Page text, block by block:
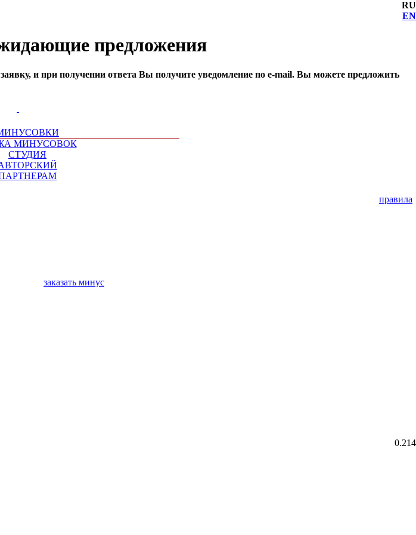
RU
EN
предложения
и при получении ответа Вы получите уведомление по e-mail. Вы можете предложить
МИНУСОВОК
СТУДИЯ
правила
заказать минус
0.214